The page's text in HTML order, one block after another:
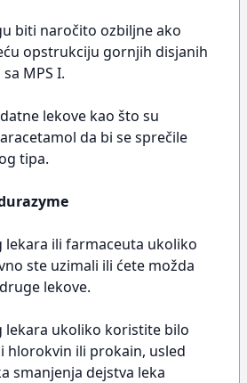
biti naročito ozbiljne ako
opstrukciju gornjih disjanih
MPS I.
lekove kao što su
da bi se sprečile
tipa.
lekara ili farmaceuta ukoliko
ste uzimali ili ćete možda
lekove.
lekara ukoliko koristite bilo
hlorokvin ili prokain, usled
smanjenja dejstva leka